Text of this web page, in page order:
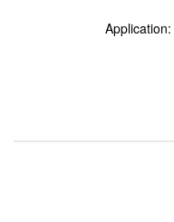
Application: